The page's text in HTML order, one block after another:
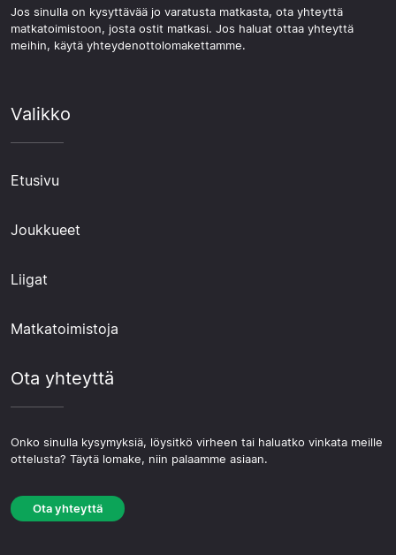
Jos sinulla on kysyttävää jo varatusta matkasta, ota yhteyttä
matkatoimistoon, josta ostit matkasi. Jos haluat ottaa yhteyttä
meihin, käytä yhteydenottolomakettamme.
Valikko
Etusivu
Joukkueet
Liigat
Matkatoimistoja
Ota yhteyttä
Onko sinulla kysymyksiä, löysitkö virheen tai haluatko vinkata meille
ottelusta? Täytä lomake, niin palaamme asiaan.
Ota yhteyttä